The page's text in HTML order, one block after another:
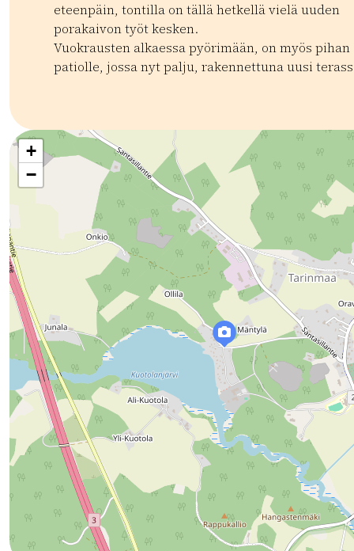
eteenpäin, tontilla on tällä hetkellä vielä uuden
porakaivon työt kesken.
Vuokrausten alkaessa pyörimään, on myös pihan
patiolle, jossa nyt palju, rakennettuna uusi
+
−